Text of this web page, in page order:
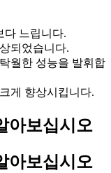
다 느립니다.
되었습니다.
월한 성능을 발휘합
게 향상시킵니다.
아보십시오
아보십시오